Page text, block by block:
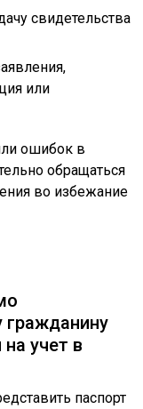
свидетельства
или
ошибок в
обращаться
во избежание
гражданину
учет в
паспорт